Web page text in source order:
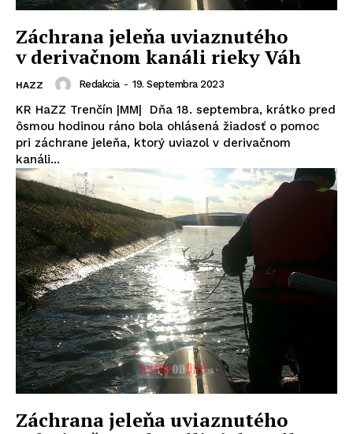
Záchrana jeleňa uviaznutého
v derivačnom kanáli rieky Váh
HAZZ Redakcia - 19. Septembra 2023
KR HaZZ Trenčín |MM| Dňa 18. septembra, krátko pred
ôsmou hodinou ráno bola ohlásená žiadosť o pomoc
pri záchrane jeleňa, ktorý uviazol v derivačnom
kanáli...
Záchrana jeleňa uviaznutého